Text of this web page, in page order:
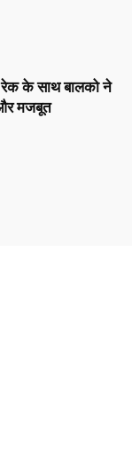
रेक के साथ बालको ने
मजबूत